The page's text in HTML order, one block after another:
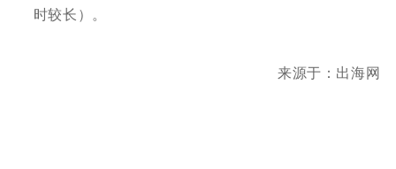
时较长）。
来源于： 出海网